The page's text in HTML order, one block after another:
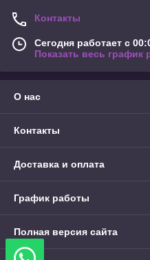
Контакты
Сегодня работает с
Показать весь график
О нас
Контакты
Доставка и оплата
График работы
Полная версия сайта